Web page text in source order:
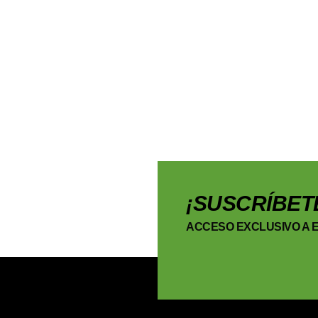
ACCESO EXCLUSIVO A